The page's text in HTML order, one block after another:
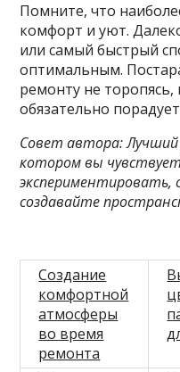
Помните, что
комфорт и уют.
или самый быстрый
оптимальным.
ремонту не торопясь,
обязательно
Совет автора:
котором вы
экспериментировать,
создавайте
Создание
комфортной
атмосферы
во время
ремонта